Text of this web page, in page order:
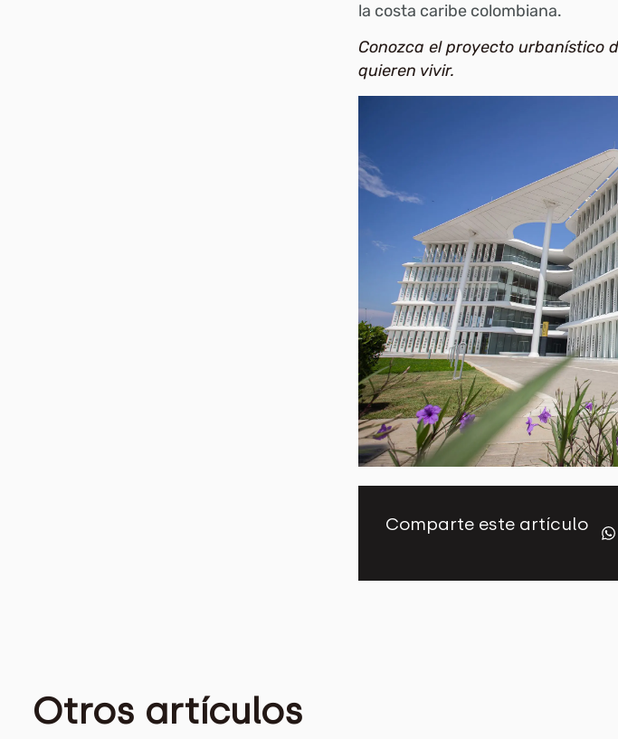
la costa caribe colombiana.
Conozca el proyecto urbanístico
quieren vivir.
Comparte este artículo
Otros artículos